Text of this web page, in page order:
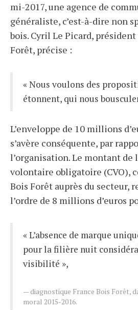
mi-2017, une agence de
généraliste, c’est-à-dire non
bois. Cyril Le Picard, président
Forêt, précise :
« Nous voulons des
étonnent, qui nous
L’enveloppe de 10 millions
s’avère conséquente, par
l’organisation. Le montant
volontaire obligatoire (CVO),
Bois Forêt auprès du secteur,
l’ordre de 8 millions d’euros
« L’absence de marque
pour la filière nuit
visibilité »,
diagnostique France Bois Forêt,
moral 2015-2016.